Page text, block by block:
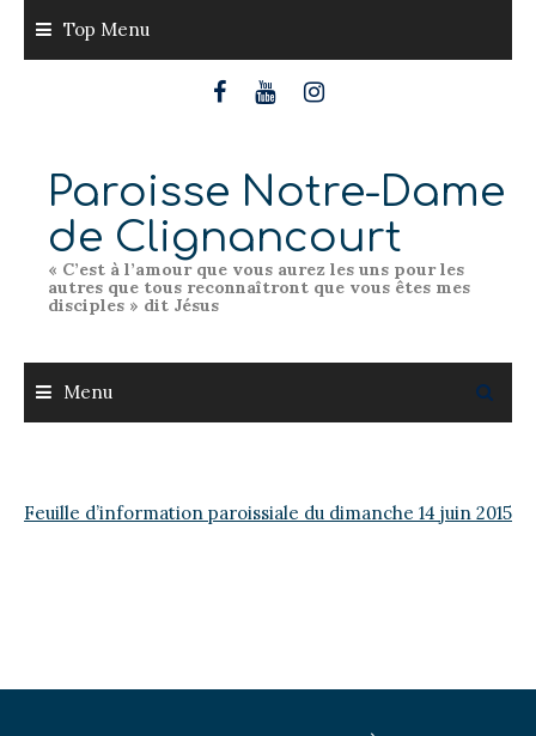
content
Top Menu
Paroisse Notre-Dame
de Clignancourt
« C’est à l’amour que vous aurez les uns pour les
autres que tous reconnaîtront que vous êtes mes
disciples » dit Jésus
Menu
Feuille d’information paroissiale du dimanche 14 juin 2015